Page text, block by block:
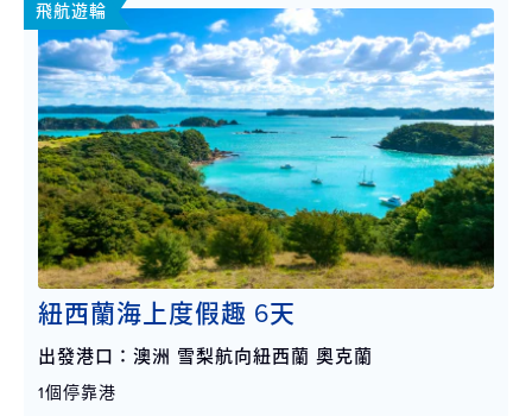
飛航遊輪
紐西蘭海上度假趣 6天
出發港口：澳洲 雪梨航向紐西蘭 奧克蘭
1個停靠港